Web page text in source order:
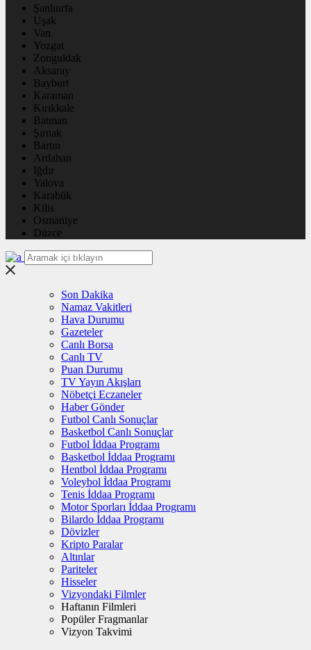
Şanlıurfa
Uşak
Van
Yozgat
Zonguldak
Aksaray
Bayburt
Karaman
Kırıkkale
Batman
Şırnak
Bartın
Ardahan
Iğdır
Yalova
Karabük
Kilis
Osmaniye
Düzce
Son Dakika
Namaz Vakitleri
Hava Durumu
Gazeteler
Canlı Borsa
Canlı TV
Puan Durumu
TV Yayın Akışları
Nöbetçi Eczaneler
Haber Gönder
Futbol Canlı Sonuçlar
Basketbol Canlı Sonuçlar
Futbol İddaa Programı
Basketbol İddaa Programı
Hentbol İddaa Programı
Voleybol İddaa Programı
Tenis İddaa Programı
Motor Sporları İddaa Programı
Bilardo İddaa Programı
Dövizler
Kripto Paralar
Altınlar
Pariteler
Hisseler
Vizyondaki Filmler
Haftanın Filmleri
Popüler Fragmanlar
Vizyon Takvimi